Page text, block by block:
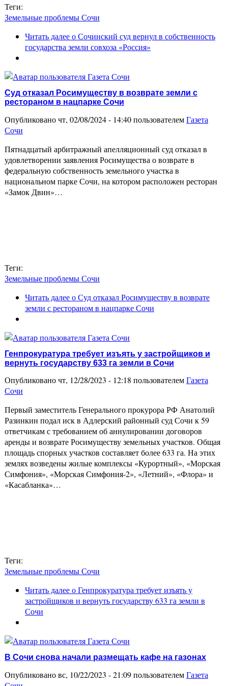
Теги:
Земельные проблемы Сочи
Читать далеео Сочинский суд вернул в собственность
государства земли совхоза «Россия»
Суд отказал Росимуществу в возврате земли с
рестораном в нацпарке Сочи
Опубликовано чт, 02/08/2024 - 14:40 пользователемГазета
Сочи
Пятнадцатый арбитражный апелляционный суд отказал в
удовлетворении заявления Росимущества о возврате в
федеральную собственность земельного участка в
национальном парке Сочи, на котором расположен ресторан
«Замок Двин»…
Теги:
Земельные проблемы Сочи
Читать далеео Суд отказал Росимуществу в возврате
земли с рестораном в нацпарке Сочи
Генпрокуратура требует изъять у застройщиков и
вернуть государству 633 га земли в Сочи
Опубликовано чт, 12/28/2023 - 12:18 пользователемГазета
Сочи
Первый заместитель Генерального прокурора РФ Анатолий
Разинкин подал иск в Адлерский районный суд Сочи к 59
ответчикам с требованием об аннулировании договоров
аренды и возврате Росимуществу земельных участков. Общая
площадь спорных участков составляет более 633 га. На этих
землях возведены жилые комплексы «Курортный», «Морская
Симфония», «Морская Симфония-2», «Летний», «Флора» и
«Касабланка»…
Теги:
Земельные проблемы Сочи
Читать далеео Генпрокуратура требует изъять у
застройщиков и вернуть государству 633 га земли в
Сочи
В Сочи снова начали размещать кафе на газонах
Опубликовано вс, 10/22/2023 - 21:09 пользователемГазета